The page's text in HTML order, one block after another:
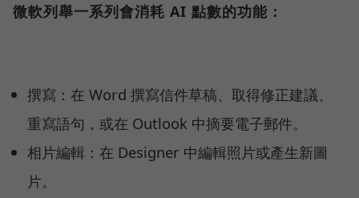
微軟列舉一系列會消耗 AI 點數的功能：
撰寫：在 Word 撰寫信件草稿、取得修正建議、
重寫語句，或在 Outlook 中摘要電子郵件。
相片編輯：在 Designer 中編輯照片或產生新圖
片。